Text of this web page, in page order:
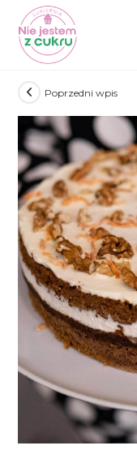
Koniec
Poprzedni wpis